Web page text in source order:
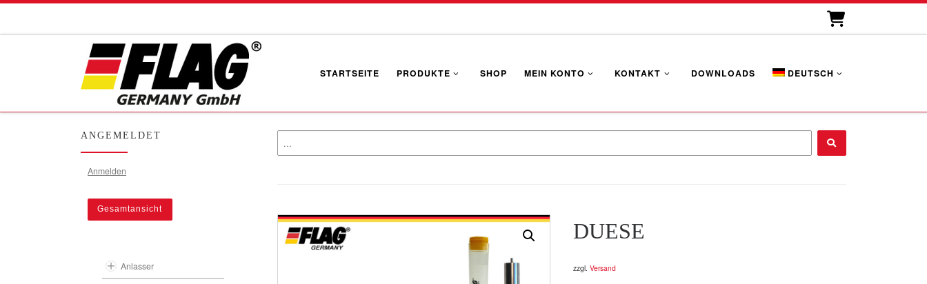
STARTSEITE PRODUKTE SHOP MEIN KONTO KONTAKT DOWNLOADS DEUTSCH
DUESE
zzgl. Versand
ANGEMELDET
Anmelden
Gesamtansicht
Anlasser